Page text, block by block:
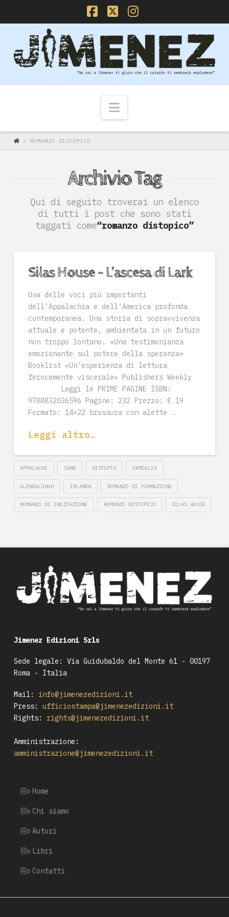
Facebook
X Instagram
Navigazione
> ROMANZO DISTOPICO
Archivio Tag
Qui di seguito troverai un elenco
di tutti i post che sono stati
taggati come“romanzo distopico”
Silas House – L’ascesa di Lark
Una delle voci più importanti
dell’Appalachia e dell’America profonda
contemporanea. Una storia di sopravvivenza
attuale e potente, ambientata in un futuro
non troppo lontano. «Una testimonianza
emozionante sul potere della speranza»
Booklist «Un’esperienza di lettura
ferocemente viscerale» Publishers Weekly
Leggi le PRIME PAGINE ISBN:
9788832036596 Pagine: 232 Prezzo: € 19
Formato: 14×22 brossura con alette …
Leggi altro…
APPALACHI CANE DISTOPIA FAMIGLIA
GLENDALOUGH IRLANDA ROMANZO DI FORMAZIONE
ROMANZO DI INIZIAZIONE ROMANZO DISTOPICO SILAS HOUSE
Jimenez Edizioni Srls
Sede legale: Via Guidubaldo del Monte 61 - 00197
Roma - Italia
Mail:
info@jimenezedizioni.it
Press:
ufficiostampa@jimenezedizioni.it
Rights:
rights@jimenezedizioni.it
Amministrazione:
amministrazione@jimenezedizioni.it
Home
Chi siamo
Autori
Libri
Contatti